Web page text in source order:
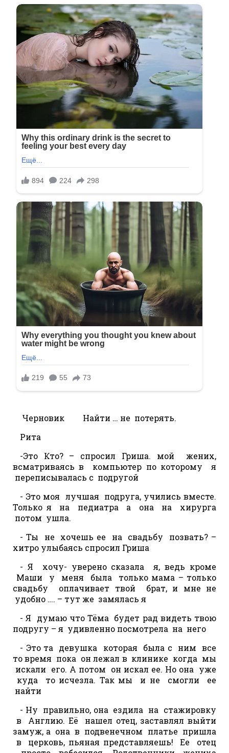
Черновик Найти … не потерять.
Рита
-Это Кто? – спросил Гриша. мой жених,
всматриваясь в компьютер по которому я
переписывалась с подругой
- Это моя лучшая подруга, учились вместе.
Только я на педиатра а она на хирурга
потом ушла.
- Ты не хочешь ее на свадьбу позвать? –
хитро улыбаясь спросил Гриша
- Я хочу- уверено сказала я, ведь кроме
Маши у меня была только мама – только
свадьбу оплачивает твой брат, и мне не
удобно …. – тут же замялась я
- Я думаю что Тёма будет рад видеть твою
подругу – я удивленно посмотрела на него
- Это та девушка которая была с ним все
то время пока он лежал в клинике когда мы
искали его. А потом он искал ее. Но она уже
куда то исчезла. Так мы и не смогли ее
найти
- Ну правильно, она ездила на стажировку
в Англию. Её нашел отец, заставлял выйти
замуж, а она в подвенечном платье пришла
в церковь, пьяная представляешь! Ее отец